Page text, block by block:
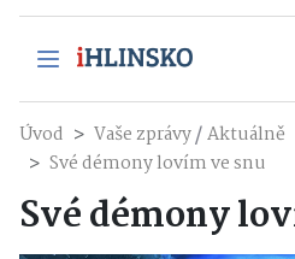
Úvod Vaše zprávy/Aktuálně
Své démony lovím ve snu
Své démony